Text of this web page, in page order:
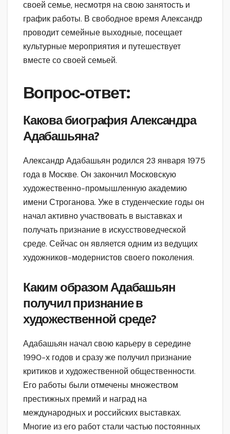
своей семье, несмотря на свою занятость и
график работы. В свободное время Александр
проводит семейные выходные, посещает
культурные мероприятия и путешествует
вместе со своей семьей.
Вопрос-ответ:
Какова биография Александра
Адабашьяна?
Александр Адабашьян родился 23 января 1975
года в Москве. Он закончил Московскую
художественно-промышленную академию
имени Строганова. Уже в студенческие годы он
начал активно участвовать в выставках и
получать признание в искусствоведческой
среде. Сейчас он является одним из ведущих
художников-модернистов своего поколения.
Каким образом Адабашьян
получил признание в
художественной среде?
Адабашьян начал свою карьеру в середине
1990-х годов и сразу же получил признание
критиков и художественной общественности.
Его работы были отмечены множеством
престижных премий и наград на
международных и российских выставках.
Многие из его работ стали частью постоянных